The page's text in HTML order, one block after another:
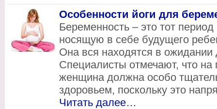
Особенности йоги для
Беременность – это тот
носящую в себе будущего
Она вся находятся в ожидании
Специалисты отмечают, что на
женщина должна особо
здоровьем, поскольку это
Читать далее…